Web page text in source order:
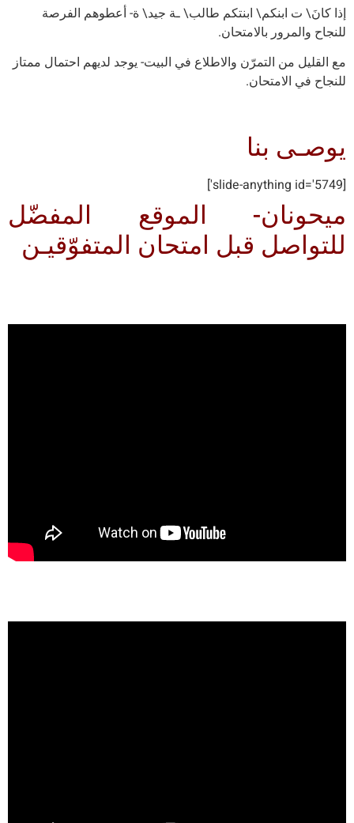
إذا كانَ\ ت ابنكم\ ابنتكم طالب\ ـة جيد\ ة- أعطوهم الفرصة
للنجاح والمرور بالامتحان.
مع القليل من التمرّن والاطلاع في البيت- يوجد لديهم احتمال ممتاز
للنجاح في الامتحان.
يوصـى بنا
[slide-anything id='5749']
ميحونان- الموقع المفضّل
للتواصل قبل امتحان المتفوّقيـن